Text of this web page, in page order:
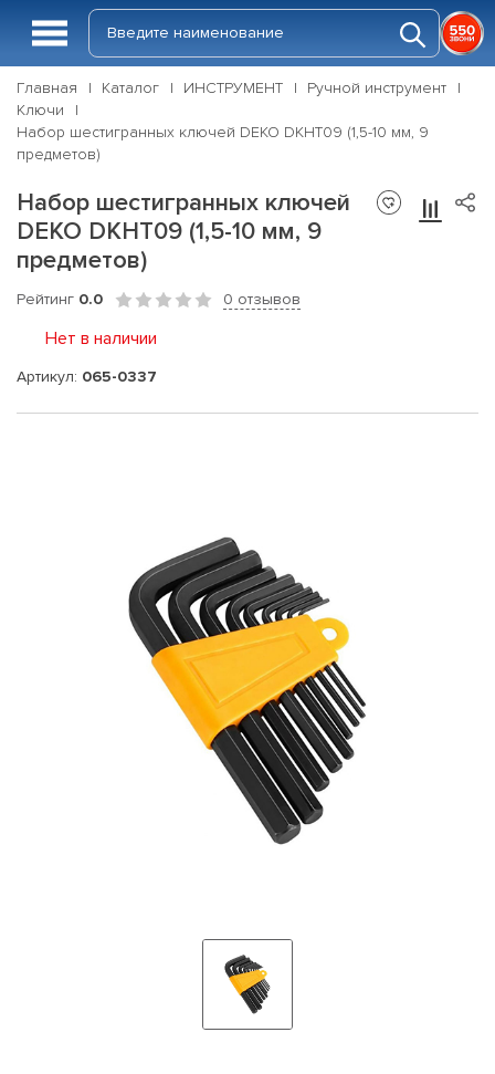
Главная Каталог ИНСТРУМЕНТ
Ручной инструмент
Ключи
Набор шестигранных ключей DEKO DKHT09 (1,5-10 мм, 9
предметов)
Набор шестигранных ключей
DEKO DKHT09 (1,5-10 мм, 9
предметов)
Рейтинг 0.0 0 отзывов
Нет в наличии
Артикул: 065-0337